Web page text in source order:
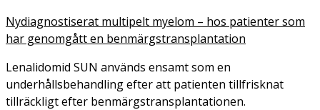
Nydiagnostiserat multipelt myelom – hos patienter som
har genomgått en benmärgstransplantation
Lenalidomid SUN används ensamt som en
underhållsbehandling efter att patienten tillfrisknat
tillräckligt efter benmärgstransplantationen.